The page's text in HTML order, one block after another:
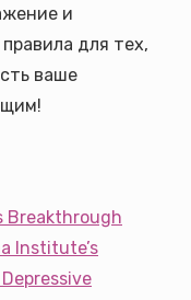
и
для тех,
ваше
Breakthrough
Institute’s